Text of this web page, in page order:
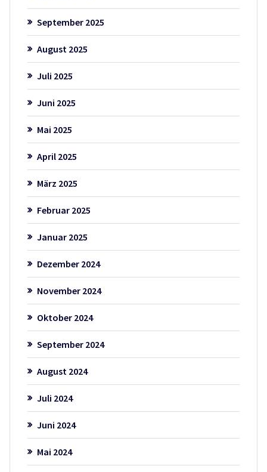
September 2025
August 2025
Juli 2025
Juni 2025
Mai 2025
April 2025
März 2025
Februar 2025
Januar 2025
Dezember 2024
November 2024
Oktober 2024
September 2024
August 2024
Juli 2024
Juni 2024
Mai 2024